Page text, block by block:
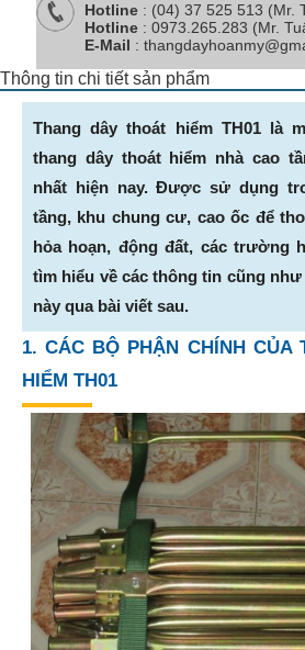
Hotline : (04) 37 525 513 (Mr.
Hotline : 0973.265.283 (Mr.
E-Mail :
Thông tin chi tiết sản phẩm
Thang dây thoát hiểm TH01 là
thang dây thoát hiểm nhà cao
nhất hiện nay. Được sử dụng
tầng, khu chung cư, cao ốc để
hỏa hoạn, động đất, các trường
tìm hiểu về các thông tin cũng
này qua bài viết sau.
1. CÁC BỘ PHẬN CHÍNH CỦA
HIỂM TH01